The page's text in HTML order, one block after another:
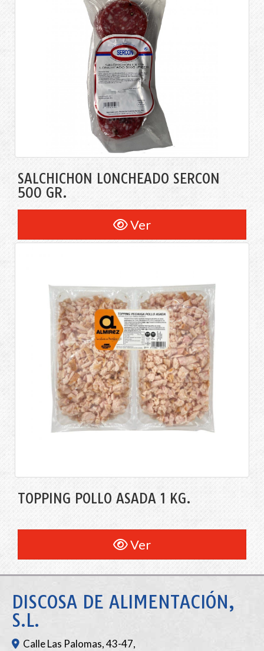
SALCHICHON LONCHEADO SERCON
500 GR.
Ver
TOPPING POLLO ASADA 1 KG.
Ver
DISCOSA DE ALIMENTACIÓN,
S.L.
Calle Las Palomas, 43-47,